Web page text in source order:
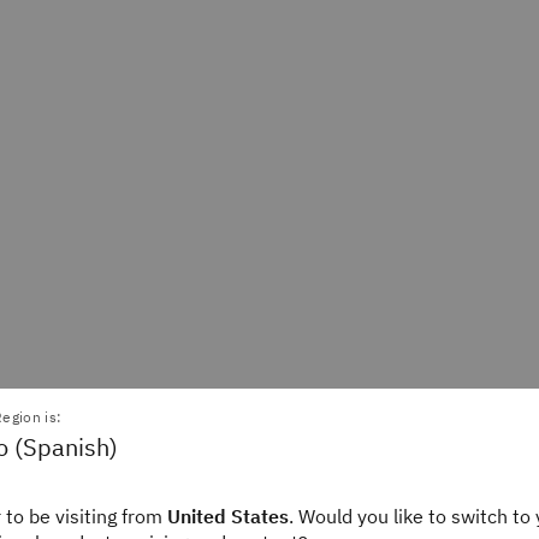
Writer
IBM Consulting
is:
(Spanish)
to be visiting from United States. Would you like to switch to